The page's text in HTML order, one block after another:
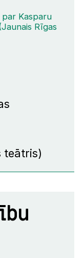
Kasparu
Rīgas
teātris)